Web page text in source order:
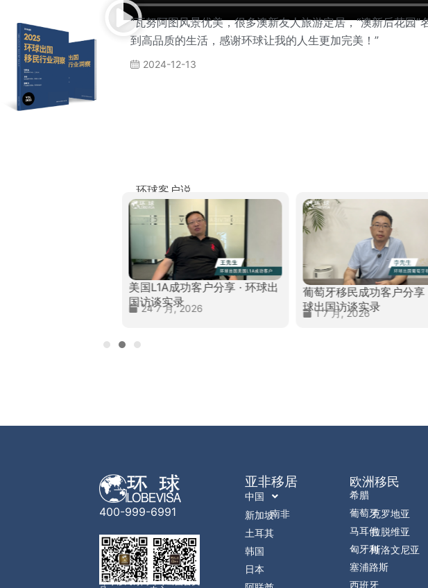
“瓦努阿图风景优美，很多澳新友人旅游定居，“澳新后花园
到高品质的生活，感谢环球让我的人生更加完美！”
2024-12-13
环球客户说
美国L1A成功客户分享 · 环球出
国访谈实录
24 7 月, 2026
葡萄牙移民成功客户分享
球出国访谈实录
1 7 月, 2026
400-999-6991
环球移民订阅 环球出国会员
亚非移居
中国
新加坡
土耳其
韩国
日本
南非
欧洲移民
希腊
葡萄牙
马耳他
匈牙利
塞浦路斯
西班牙
克罗地亚
拉脱维亚
斯洛文尼亚